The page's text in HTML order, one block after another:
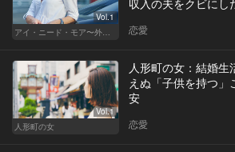
Vol.1
アイ・ニード・モア〜外資系オンナの欲望〜
恋愛
Vol.1
人形町の女
人形町の女：結婚
えぬ「子供を持つ」
安
恋愛